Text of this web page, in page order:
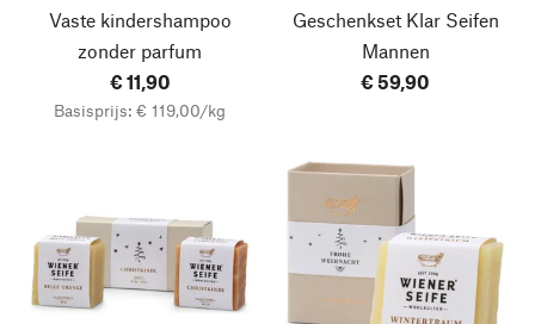
Vaste kindershampoo
zonder parfum
€ 11,90
Basisprijs: € 119,00/kg
Geschenkset Klar Seifen
Mannen
€ 59,90